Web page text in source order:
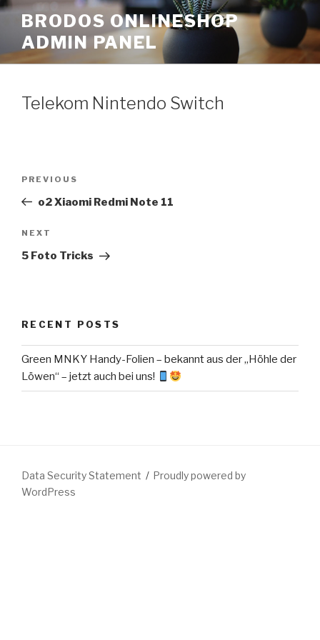
Skip
content
BRODOS ONLINESHOP
ADMIN PANEL
Telekom Nintendo Switch
Previous
Post
PREVIOUS
o2 Xiaomi Redmi Note 11
Next
Post
NEXT
5 Foto Tricks
RECENT POSTS
Green MNKY Handy-Folien – bekannt aus der „Höhle der
Löwen“ – jetzt auch bei uns!
Data Security Statement
Proudly powered by
WordPress